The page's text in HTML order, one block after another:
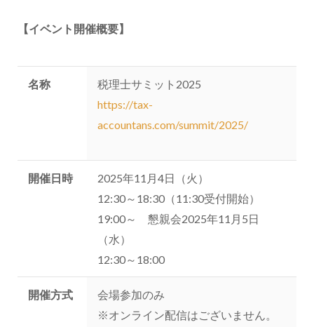
【イベント開催概要】
名称
税理士サミット2025
https://tax-
accountans.com/summit/2025/
開催日時
2025年11月4日（火）
12:30～18:30（11:30受付開始）
19:00～ 懇親会2025年11月5日
（水）
12:30～18:00
開催方式
会場参加のみ
※オンライン配信はございません。